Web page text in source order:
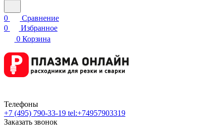
0
Сравнение
0
Избранное
0 Корзина
Телефоны
+7 (495) 790-33-19 tel:+74957903319
Заказать звонок